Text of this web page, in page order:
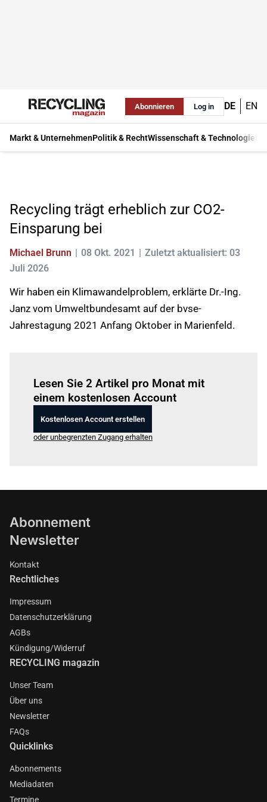
Abonnieren Log in DE EN
Markt & UnternehmenPolitik & RechtWissenschaft & Technologie
Recycling trägt erheblich zur CO2-
Einsparung bei
Michael Brunn 08 Okt. 2021
Zuletzt aktualisiert: 03
Juli 2026
Wir haben ein Klimawandelproblem, erklärte Dr.-Ing.
Janz vom Umweltbundesamt auf der bvse-
Jahrestagung 2021 Anfang Oktober in Marienfeld.
Lesen Sie 2 Artikel pro Monat mit
einem kostenlosen Account
Kostenlosen Account erstellen
oder unbegrenzten Zugang erhalten
Abonnement
Newsletter
Kontakt
Rechtliches
Impressum
Datenschutzerklärung
AGBs
Kündigung/Widerruf
RECYCLING magazin
Unser Team
Über uns
Newsletter
FAQs
Quicklinks
Abonnements
Mediadaten
Termine